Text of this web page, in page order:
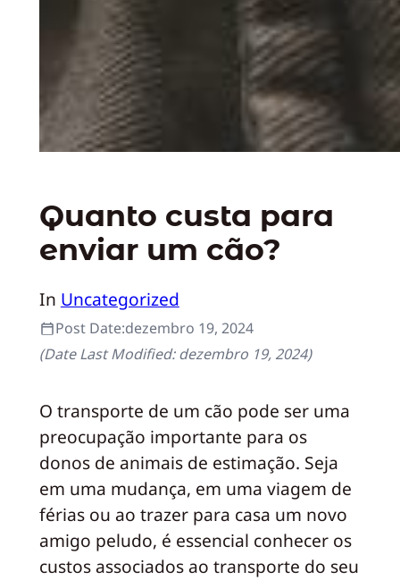
Quanto custa para
enviar um cão?
In Uncategorized
Post Date:dezembro 19, 2024
(Date Last Modified:dezembro 19, 2024)
O transporte de um cão pode ser uma
preocupação importante para os
donos de animais de estimação. Seja
em uma mudança, em uma viagem de
férias ou ao trazer para casa um novo
amigo peludo, é essencial conhecer os
custos associados ao transporte do seu